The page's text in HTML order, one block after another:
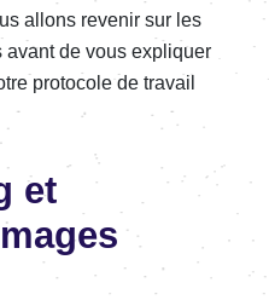
allons revenir sur les
avant de vous expliquer
protocole de travail
et